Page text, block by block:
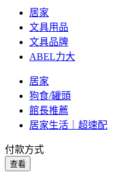
居家
文具用品
文具品牌
ABEL力大
居家
狗食/罐頭
館長推薦
居家生活｜超速配
付款方式
查看